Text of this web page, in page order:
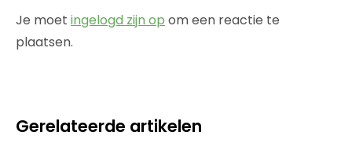
Je moet ingelogd zijn op om een reactie te
plaatsen.
Gerelateerde artikelen